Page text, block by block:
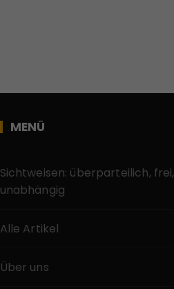
MENÜ
Sichtweisen: überparteilich, frei,
unabhängig
Alle Artikel
Über uns